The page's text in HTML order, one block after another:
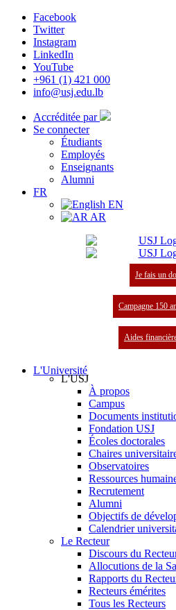
Facebook
Twitter
Instagram
LinkedIn
YouTube
+961 (1) 421 000
info@usj.edu.lb
Accréditée par
Se connecter
Étudiants
Employés
Enseignants
Alumni
FR
EN
AR
Je fais un
Campagne 150
Aides
L'Université
L'USJ
À propos
Campus
Documents
Fondation USJ
Écoles doctorales
Chaires
Observatoires
Ressources
Recrutement
Alumni
Objectifs de
Calendrier
Le Recteur
Discours du
Allocutions de la
Rapports du
Recteurs émérites
Tous les Recteurs